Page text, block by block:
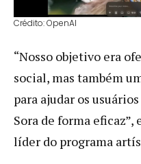
Crédito: OpenAI
“Nosso objetivo era
social, mas também
para ajudar os
Sora de forma
líder do programa